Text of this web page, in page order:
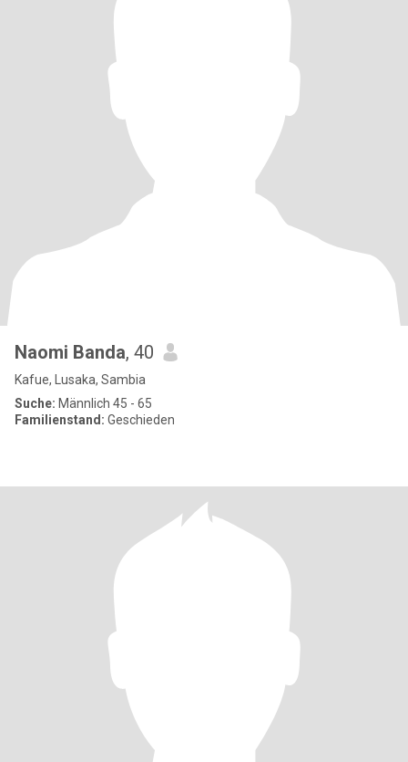
Naomi Banda, 40
Kafue, Lusaka, Sambia
Suche: Männlich 45 - 65
Familienstand: Geschieden